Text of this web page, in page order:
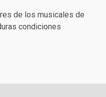
de los musicales de
condiciones